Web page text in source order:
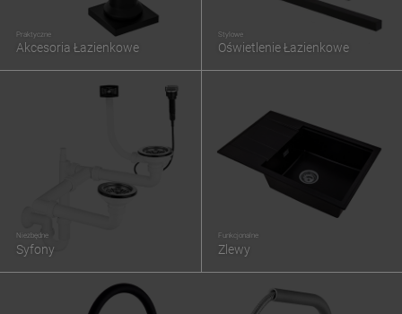
Praktyczne
Akcesoria Łazienkowe
Stylowe
Oświetlenie Łazienkowe
Niezbędne
Syfony
Funkcjonalne
Zlewy